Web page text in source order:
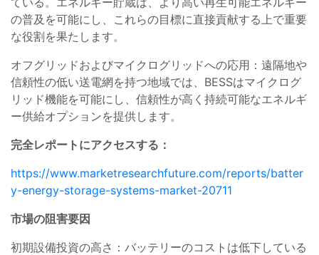
の普及を可能にし、これらの目標に直接貢献する上で重要
な役割を果たします。
オフグリッドおよびマイクログリッドへの応用：遠隔地や
信頼性の低い送電網を持つ地域では、BESSはマイクログ
リッド機能を可能にし、信頼性が高く持続可能なエネルギ
ー供給オプションを提供します。
完全レポートにアクセスする：
https://www.marketresearchfuture.com/reports/batter
y-energy-storage-systems-market-20711
市場の阻害要因
初期設備投資の高さ：バッテリーのコストは低下している